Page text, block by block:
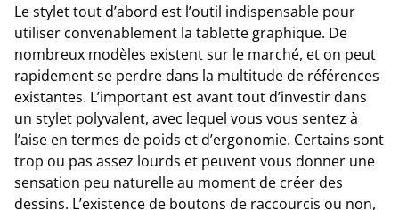
Le stylet tout d’abord est l’outil indispensable pour
utiliser convenablement la tablette graphique. De
nombreux modèles existent sur le marché, et on peut
rapidement se perdre dans la multitude de références
existantes. L’important est avant tout d’investir dans
un stylet polyvalent, avec lequel vous vous sentez à
l’aise en termes de poids et d’ergonomie. Certains sont
trop ou pas assez lourds et peuvent vous donner une
sensation peu naturelle au moment de créer des
dessins. L’existence de boutons de raccourcis ou non,